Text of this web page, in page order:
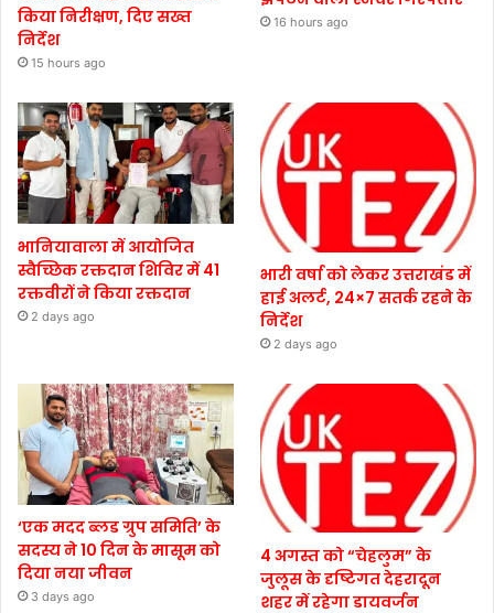
किया निरीक्षण, दिए सख्त
निर्देश
15 hours ago
16 hours ago
भानियावाला में आयोजित
स्वैच्छिक रक्तदान शिविर में 41
रक्तवीरों ने किया रक्तदान
2 days ago
भारी वर्षा को लेकर उत्तराखंड में
हाई अलर्ट, 24×7 सतर्क रहने के
निर्देश
2 days ago
‘एक मदद ब्लड ग्रुप समिति’ के
सदस्य ने 10 दिन के मासूम को
दिया नया जीवन
3 days ago
4 अगस्त को “चेहलुम” के
जुलूस के दृष्टिगत देहरादून
शहर में रहेगा डायवर्जन